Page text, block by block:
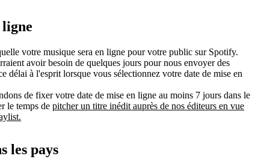
ligne
votre musique sera en ligne pour votre public sur Spotify.
avoir besoin de quelques jours pour nous envoyer des
délai à l'esprit lorsque vous sélectionnez votre date de mise en
de fixer votre date de mise en ligne au moins 7 jours dans le
le temps de pitcher un titre inédit auprès de nos éditeurs en vue
les pays